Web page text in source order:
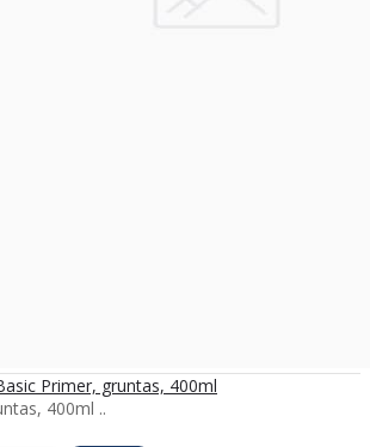
Primer, gruntas, 400ml
400ml ..